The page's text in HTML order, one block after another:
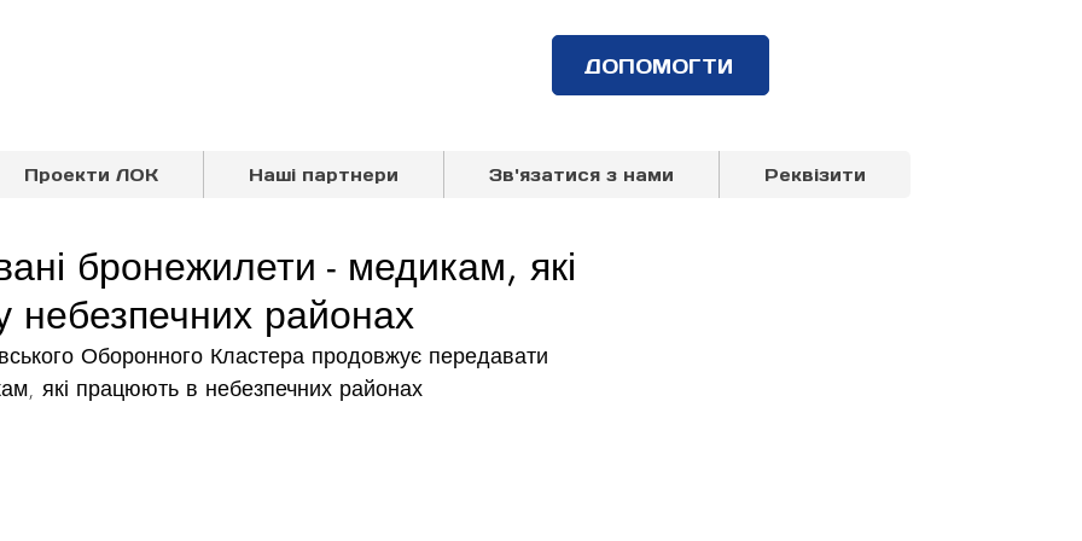
ДОПОМОГТИ
Проекти ЛОК Наші партнери Зв'язатися з нами Реквізити
бронежилети - медикам, які
небезпечних районах
Оборонного Кластера продовжує передавати
які працюють в небезпечних районах